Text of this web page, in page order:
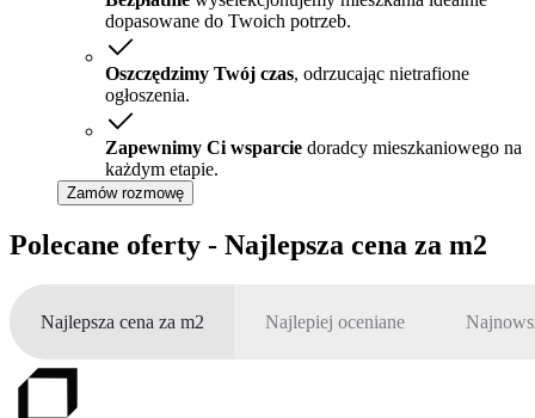
dopasowane do Twoich potrzeb.
Oszczędzimy Twój czas, odrzucając nietrafione
ogłoszenia.
Zapewnimy Ci wsparcie doradcy mieszkaniowego na
każdym etapie.
Zamów rozmowę
Polecane oferty - Najlepsza cena za m2
Najlepsza cena za m2 Najlepiej oceniane